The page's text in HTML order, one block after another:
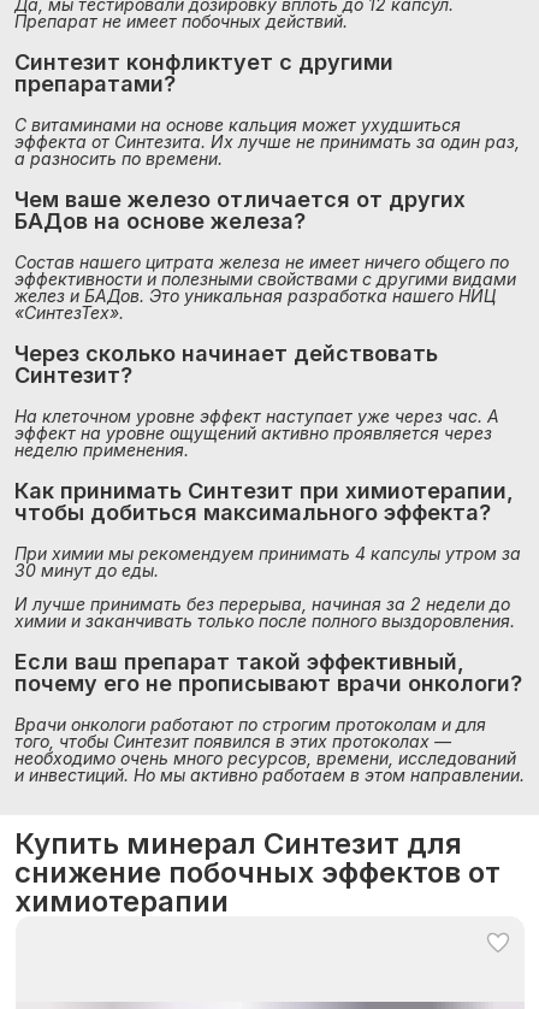
Да, мы тестировали дозировку вплоть до 12 капсул.
Препарат не имеет побочных действий.
Синтезит конфликтует с другими
препаратами?
С витаминами на основе кальция может ухудшиться
эффекта от Синтезита. Их лучше не принимать за один раз,
а разносить по времени.
Чем ваше железо отличается от других
БАДов на основе железа?
Состав нашего цитрата железа не имеет ничего общего по
эффективности и полезными свойствами с другими видами
желез и БАДов. Это уникальная разработка нашего НИЦ
«СинтезТех».
Через сколько начинает действовать
Синтезит?
На клеточном уровне эффект наступает уже через час. А
эффект на уровне ощущений активно проявляется через
неделю применения.
Как принимать Синтезит при химиотерапии,
чтобы добиться максимального эффекта?
При химии мы рекомендуем принимать 4 капсулы утром за
30 минут до еды.
И лучше принимать без перерыва, начиная за 2 недели до
химии и заканчивать только после полного выздоровления.
Если ваш препарат такой эффективный,
почему его не прописывают врачи онкологи?
Врачи онкологи работают по строгим протоколам и для
того, чтобы Синтезит появился в этих протоколах —
необходимо очень много ресурсов, времени, исследований
и инвестиций. Но мы активно работаем в этом направлении.
Купить минерал Синтезит для
снижение побочных эффектов от
химиотерапии